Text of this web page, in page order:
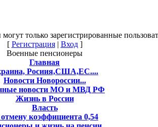
только зарегистрированные
[ Регистрация| Вход]
Военные пенсионеры
Главная
Росиия,США,ЕС....
Новости Новороссии...
новости МО и МВД РФ
Жизнь в России
Власть
отмену коэффициента 0,54